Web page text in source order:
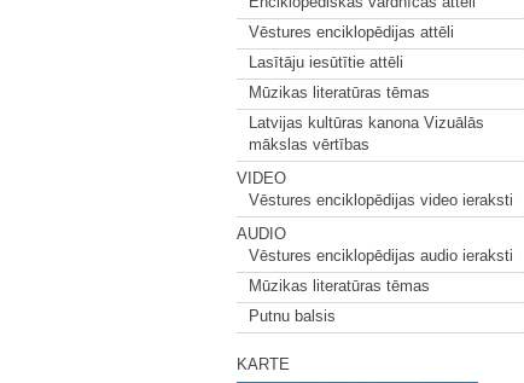
Vēstures enciklopēdijas attēli
Lasītāju iesūtītie attēli
Mūzikas literatūras tēmas
Latvijas kultūras kanona Vizuālās
mākslas vērtības
VIDEO
Vēstures enciklopēdijas video ieraksti
AUDIO
Vēstures enciklopēdijas audio ieraksti
Mūzikas literatūras tēmas
Putnu balsis
KARTE